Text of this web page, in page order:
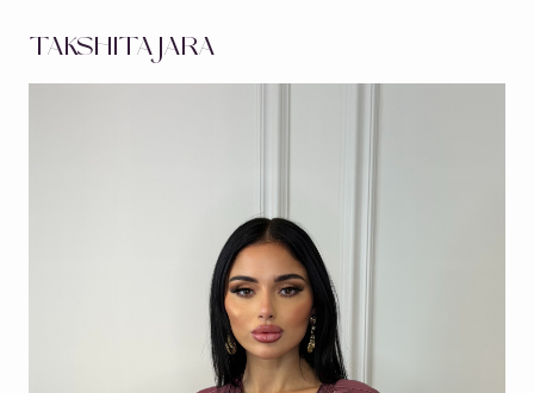
TAKSHITA JARA